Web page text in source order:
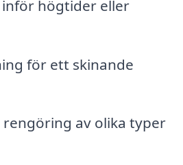
högtider eller
för ett skinande
rengöring av olika typer